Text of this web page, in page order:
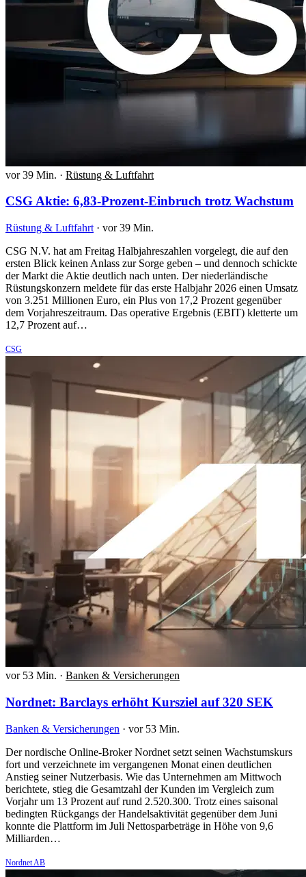
vor 39 Min. · Rüstung & Luftfahrt
CSG Aktie: 6,83-Prozent-Einbruch trotz Wachstum
Rüstung & Luftfahrt · vor 39 Min.
CSG N.V. hat am Freitag Halbjahreszahlen vorgelegt, die auf den
ersten Blick keinen Anlass zur Sorge geben – und dennoch schickte
der Markt die Aktie deutlich nach unten. Der niederländische
Rüstungskonzern meldete für das erste Halbjahr 2026 einen Umsatz
von 3.251 Millionen Euro, ein Plus von 17,2 Prozent gegenüber
dem Vorjahreszeitraum. Das operative Ergebnis (EBIT) kletterte um
12,7 Prozent auf…
CSG
vor 53 Min. · Banken & Versicherungen
Nordnet: Barclays erhöht Kursziel auf 320 SEK
Banken & Versicherungen · vor 53 Min.
Der nordische Online-Broker Nordnet setzt seinen Wachstumskurs
fort und verzeichnete im vergangenen Monat einen deutlichen
Anstieg seiner Nutzerbasis. Wie das Unternehmen am Mittwoch
berichtete, stieg die Gesamtzahl der Kunden im Vergleich zum
Vorjahr um 13 Prozent auf rund 2.520.300. Trotz eines saisonal
bedingten Rückgangs der Handelsaktivität gegenüber dem Juni
konnte die Plattform im Juli Nettosparbeträge in Höhe von 9,6
Milliarden…
Nordnet AB